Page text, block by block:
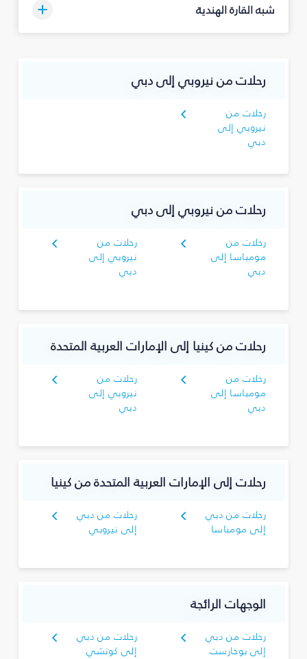
شبه القارة الهندية
رحلات من نيروبي إلى دبي
رحلات من
نيروبي إلى
دبي
رحلات من نيروبي إلى دبي
رحلات من
مومباسا إلى
دبي
رحلات من
نيروبي إلى
دبي
رحلات من كينيا إلى الإمارات العربية المتحدة
رحلات من
مومباسا إلى
دبي
رحلات من
نيروبي إلى
دبي
رحلات إلى الإمارات العربية المتحدة من كينيا
رحلات من دبي
إلى مومباسا
رحلات من دبي
إلى نيروبي
الوجهات الرائجة
رحلات من دبي
إلى بوخارست
رحلات من دبي
إلى كوتشي